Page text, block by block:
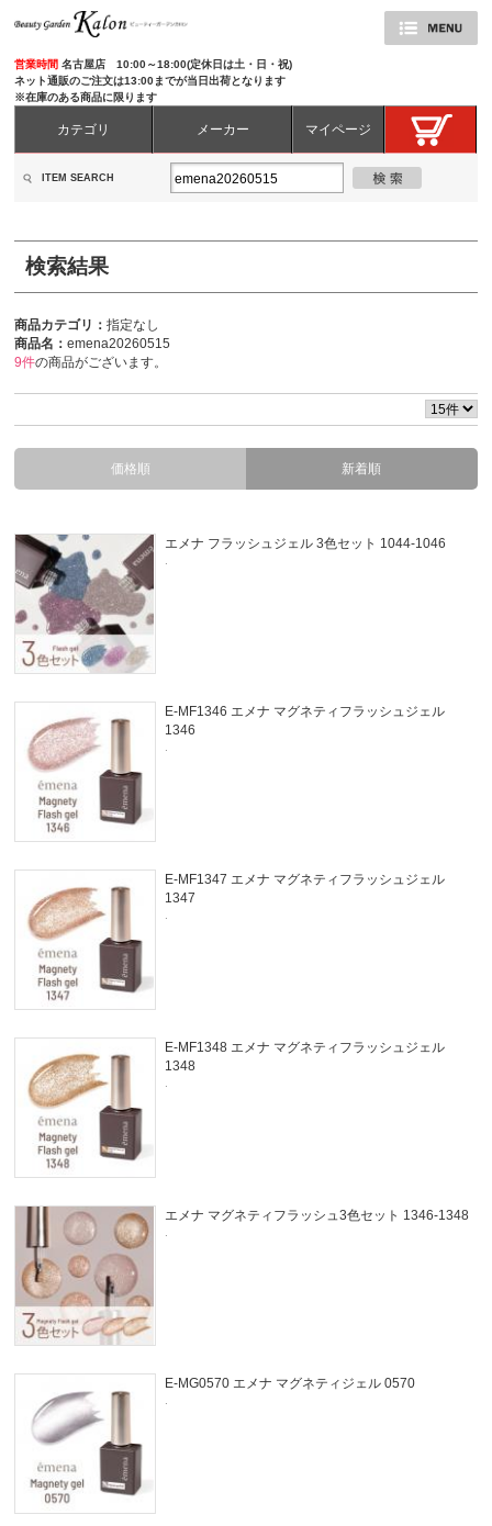
営業時間名古屋店 10:00～18:00(定休日は土・日・祝)
ネット通販のご注文は13:00までが当日出荷となります
※在庫のある商品に限ります
カテゴリ メーカー マイページ
ITEM SEARCH
検索結果
商品カテゴリ：指定なし
商品名：emena20260515
9件の商品がございます。
価格順 新着順
エメナ フラッシュジェル 3色セット 1044-1046
.
E-MF1346 エメナ マグネティフラッシュジェル
1346
.
E-MF1347 エメナ マグネティフラッシュジェル
1347
.
E-MF1348 エメナ マグネティフラッシュジェル
1348
.
エメナ マグネティフラッシュ3色セット 1346-1348
.
E-MG0570 エメナ マグネティジェル 0570
.